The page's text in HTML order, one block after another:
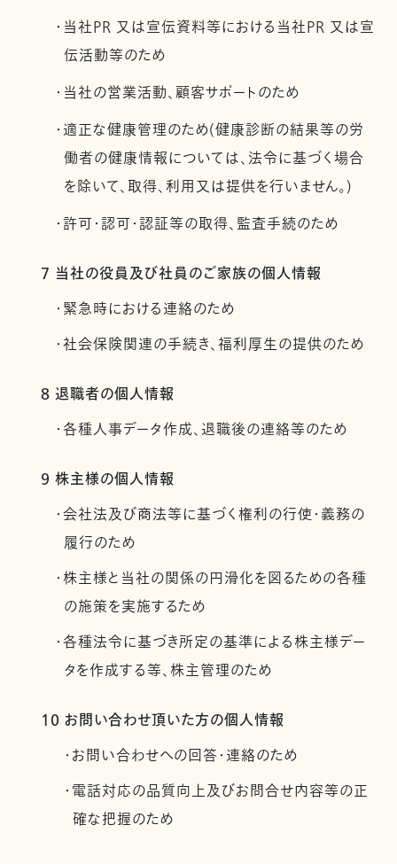
・当社PR 又は宣伝資料等における当社PR 又は宣
伝活動等のため
・当社の営業活動、顧客サポートのため
・適正な健康管理のため(健康診断の結果等の労
働者の健康情報については、法令に基づく場合
を除いて、取得、利用又は提供を行いません。)
・許可・認可・認証等の取得、監査手続のため
7 当社の役員及び社員のご家族の個人情報
・緊急時における連絡のため
・社会保険関連の手続き、福利厚生の提供のため
8 退職者の個人情報
・各種人事データ作成、退職後の連絡等のため
9 株主様の個人情報
・会社法及び商法等に基づく権利の行使・義務の
履行のため
・株主様と当社の関係の円滑化を図るための各種
の施策を実施するため
・各種法令に基づき所定の基準による株主様デー
タを作成する等、株主管理のため
10 お問い合わせ頂いた方の個人情報
・お問い合わせへの回答・連絡のため
・電話対応の品質向上及びお問合せ内容等の正
確な把握のため